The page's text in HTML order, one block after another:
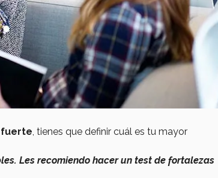
, tienes que definir cuál es tu mayor
Les recomiendo hacer un test de fortalezas